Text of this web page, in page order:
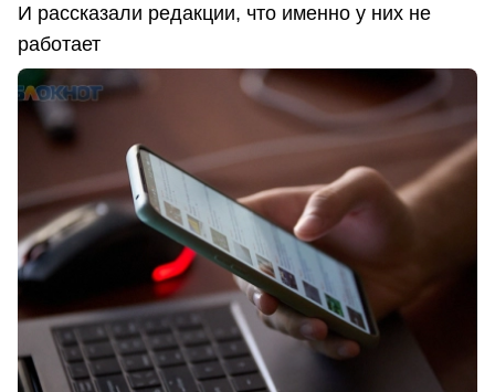
И рассказали редакции, что именно у них не
работает